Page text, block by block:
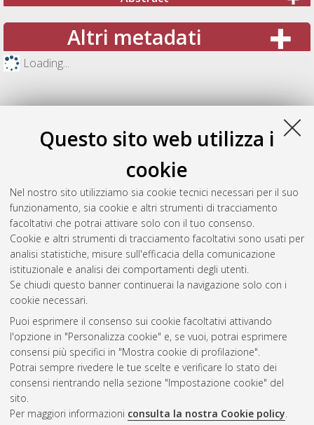
Questo sito web utilizza i
cookie
Nel nostro sito utilizziamo sia cookie tecnici necessari per il suo
funzionamento, sia cookie e altri strumenti di tracciamento
facoltativi che potrai attivare solo con il tuo consenso.
Cookie e altri strumenti di tracciamento facoltativi sono usati per
analisi statistiche, misure sull'efficacia della comunicazione
istituzionale e analisi dei comportamenti degli utenti.
Se chiudi questo banner continuerai la navigazione solo con i
cookie necessari.
Puoi esprimere il consenso sui cookie facoltativi attivando
l'opzione in "Personalizza cookie" e, se vuoi, potrai esprimere
consensi più specifici in "Mostra cookie di profilazione".
Potrai sempre rivedere le tue scelte e verificare lo stato dei
consensi rientrando nella sezione "Impostazione cookie" del
sito.
Per maggiori informazioni consulta la nostra Cookie policy.
Altri metadati
Loading...
Gestione del documento:
Atom
Rss 1.0
Rss 2.0
ISSN: 2038-7946